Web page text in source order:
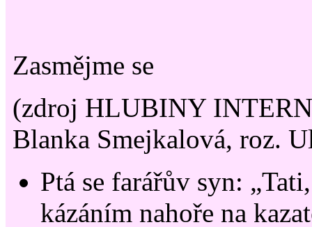
Zasmějme se
(zdroj HLUBINY
Blanka Smejkalová, roz.
Ptá se farářův syn:
kázáním nahoře na